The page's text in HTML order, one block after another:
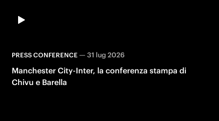
PRESS CONFERENCE— 31 lug 2026
Manchester City-Inter, la conferenza stampa di
Chivu e Barella